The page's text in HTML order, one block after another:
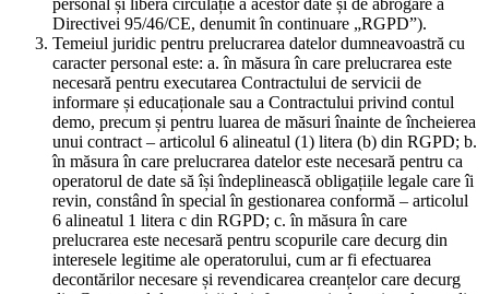
personal și libera circulație a acestor date și de abrogare a
Directivei 95/46/CE, denumit în continuare „RGPD”).
Temeiul juridic pentru prelucrarea datelor dumneavoastră cu
caracter personal este: a. în măsura în care prelucrarea este
necesară pentru executarea Contractului de servicii de
informare și educaționale sau a Contractului privind contul
demo, precum și pentru luarea de măsuri înainte de încheierea
unui contract – articolul 6 alineatul (1) litera (b) din RGPD; b.
în măsura în care prelucrarea datelor este necesară pentru ca
operatorul de date să își îndeplinească obligațiile legale care îi
revin, constând în special în gestionarea conformă – articolul
6 alineatul 1 litera c din RGPD; c. în măsura în care
prelucrarea este necesară pentru scopurile care decurg din
interesele legitime ale operatorului, cum ar fi efectuarea
decontărilor necesare și revendicarea creanțelor care decurg